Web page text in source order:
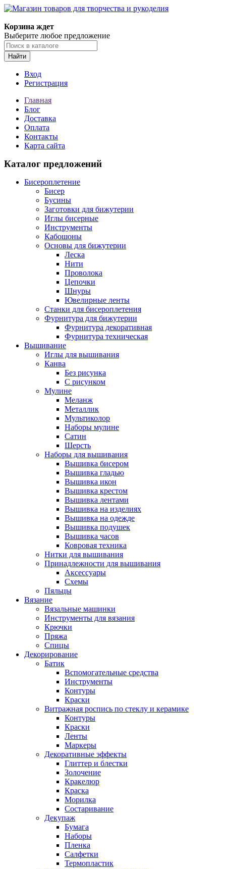
Корзина ждет
Выберите любое предложение
Найти
Вход
Регистрация
Главная
Блог
Доставка
Оплата
Контакты
Карта сайта
Каталог предложений
Бисероплетение
Бисер
Бусины
Заготовки для бижутерии
Иглы бисерные
Инструменты
Кабошоны
Основы для бижутерии
Леска
Нити
Проволока
Цепочки
Шнуры
Ювелирные ленты
Станки для бисероплетения
Фурнитура для бижутерии
Фурнитура декоративная
Фурнитура техническая
Вышивание
Иглы для вышивания
Канва
Без рисунка
С рисунком
Мулине
Меланж
Металлик
Мультиколор
Наборы мулине
Сатин
Шерсть
Наборы для вышивания
Вышивка бисером
Вышивка гладью
Вышивка икон
Вышивка крестом
Вышивка лентами
Вышивка на изделиях
Вышивка на одежде
Вышивка подушек
Вышивка часов
Ковровая техника
Нитки для вышивания
Принадлежности для вышивания
Аксессуары
Схемы
Пяльцы
Вязание
Вязальные машинки
Инструменты для вязания
Крючки
Пряжа
Спицы
Декорирование
Батик
Вспомогательные средства
Инструменты
Контуры
Краски
Витражная роспись по стеклу и керамике
Контуры
Краски
Ленты
Маркеры
Декоративные эффекты
Глиттер и блестки
Золочение
Кракелюр
Краска
Морилка
Состаривание
Декупаж
Бумага
Наборы
Пленка
Салфетки
Термопластик